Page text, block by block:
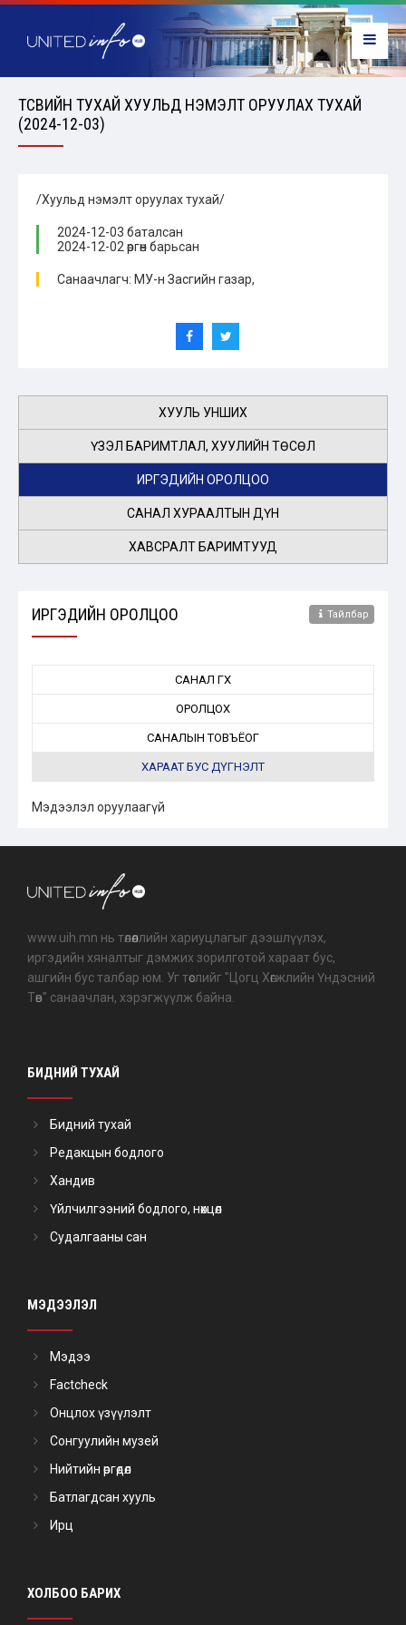
ТӨСВИЙН ТУХАЙ ХУУЛЬД НЭМЭЛТ ОРУУЛАХ ТУХАЙ
(2024-12-03)
/Хуульд нэмэлт оруулах тухай/
2024-12-03 баталсан
2024-12-02 өргөн барьсан
Санаачлагч: МУ-н Засгийн газар,
ХУУЛЬ УНШИХ
ҮЗЭЛ БАРИМТЛАЛ, ХУУЛИЙН ТӨСӨЛ
ИРГЭДИЙН ОРОЛЦОО
САНАЛ ХУРААЛТЫН ДҮН
ХАВСРАЛТ БАРИМТУУД
ИРГЭДИЙН ОРОЛЦОО Тайлбар
САНАЛ ӨГӨХ
ОРОЛЦОХ
САНАЛЫН ТОВЪЁОГ
ХАРААТ БУС ДҮГНЭЛТ
Мэдээлэл оруулаагүй
www.uih.mn нь төлөөллийн хариуцлагыг дээшлүүлэх,
иргэдийн хяналтыг дэмжих зорилготой хараат бус,
ашгийн бус талбар юм. Уг төслийг "Цогц Хөгжлийн Үндэсний
Төв" санаачлан, хэрэгжүүлж байна.
БИДНИЙ ТУХАЙ
Бидний тухай
Редакцын бодлого
Хандив
Үйлчилгээний бодлого, нөхцөл
Судалгааны сан
МЭДЭЭЛЭЛ
Мэдээ
Factcheck
Онцлох үзүүлэлт
Сонгуулийн музей
Нийтийн өргөдөл
Батлагдсан хууль
Ирц
ХОЛБОО БАРИХ